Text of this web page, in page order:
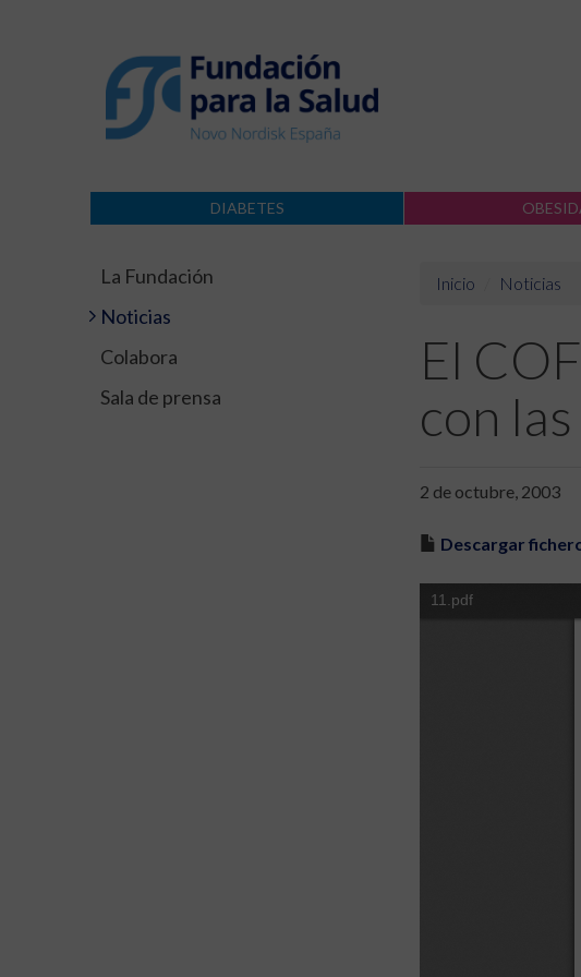
DIABETES
La Fundación
Noticias
Colabora
Sala de prensa
Inicio Noticias
El
con
2 de octubre, 2003
Descargar